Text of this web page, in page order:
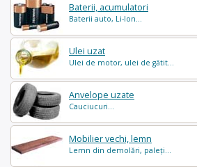
Baterii, acumulatori
Baterii auto, Li-Ion...
Ulei uzat
Ulei de motor, ulei de gătit...
Anvelope uzate
Cauciucuri...
Mobilier vechi, lemn
Lemn din demolări, paleți...